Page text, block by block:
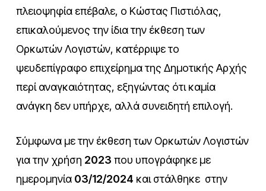
πλειοψηφία επέβαλε, ο Κώστας Πιστιόλας,
επικαλούμενος την ίδια την έκθεση των
Ορκωτών Λογιστών, κατέρριψε το
ψευδεπίγραφο επιχείρημα της Δημοτικής Αρχής
περί αναγκαιότητας, εξηγώντας ότι καμία
ανάγκη δεν υπήρχε, αλλά συνειδητή επιλογή.
Σύμφωνα με την έκθεση των Ορκωτών Λογιστών
για την χρήση 2023 που υπογράφηκε με
ημερομηνία 03/12/2024 και στάλθηκε στην